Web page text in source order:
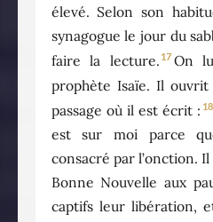
élevé. Selon son
synagogue le jour du
faire la lecture. 17 On
prophète Isaïe. Il
passage où il est écrit : 18
est sur moi parce
consacré par l’onction.
Bonne Nouvelle aux
captifs leur libération,